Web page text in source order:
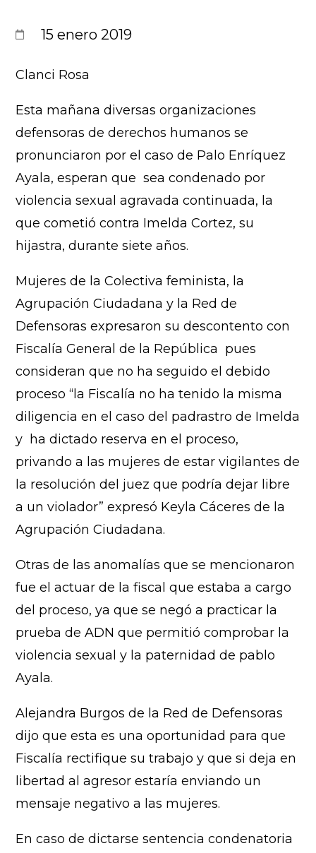
15 enero 2019
Clanci Rosa
Esta mañana diversas organizaciones
defensoras de derechos humanos se
pronunciaron por el caso de Palo Enríquez
Ayala, esperan que sea condenado por
violencia sexual agravada continuada, la
que cometió contra Imelda Cortez, su
hijastra, durante siete años.
Mujeres de la Colectiva feminista, la
Agrupación Ciudadana y la Red de
Defensoras expresaron su descontento con
Fiscalía General de la República pues
consideran que no ha seguido el debido
proceso “la Fiscalía no ha tenido la misma
diligencia en el caso del padrastro de Imelda
y ha dictado reserva en el proceso,
privando a las mujeres de estar vigilantes de
la resolución del juez que podría dejar libre
a un violador” expresó Keyla Cáceres de la
Agrupación Ciudadana.
Otras de las anomalías que se mencionaron
fue el actuar de la fiscal que estaba a cargo
del proceso, ya que se negó a practicar la
prueba de ADN que permitió comprobar la
violencia sexual y la paternidad de pablo
Ayala.
Alejandra Burgos de la Red de Defensoras
dijo que esta es una oportunidad para que
Fiscalía rectifique su trabajo y que si deja en
libertad al agresor estaría enviando un
mensaje negativo a las mujeres.
En caso de dictarse sentencia condenatoria